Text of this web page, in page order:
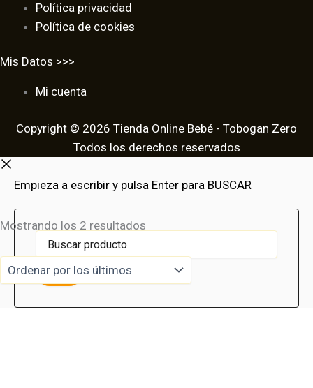
Mostrando los 2 resultados
últimos
Política privacidad
Política de cookies
Mis Datos >>>
Mi cuenta
Copyright © 2026 Tienda Online Bebé - Tobogan Zero
Todos los derechos reservados
Empieza a escribir y pulsa Enter para BUSCAR
producto